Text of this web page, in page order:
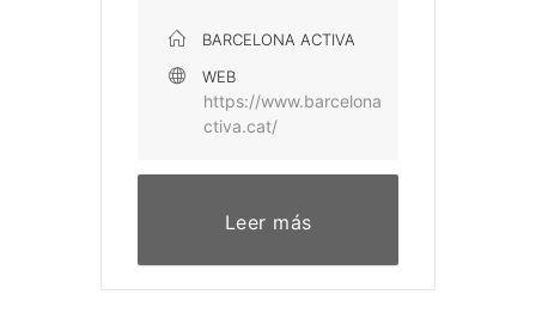
BARCELONA ACTIVA
WEB
https://www.barcelona
ctiva.cat/
Leer más